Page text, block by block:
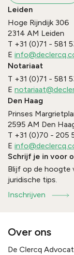
Leiden
Hoge Rijndijk 306
2314 AM Leiden
T +31 (0)71 - 581
E
Notariaat
T +31 (0)71 - 581
E
Den Haag
Prinses
2595 AM Den
T +31 (0)70 - 205
E
Schrijf je in voor
Blijf op de hoogte
juridische tips.
Inschrijven
Over ons
De Clercq